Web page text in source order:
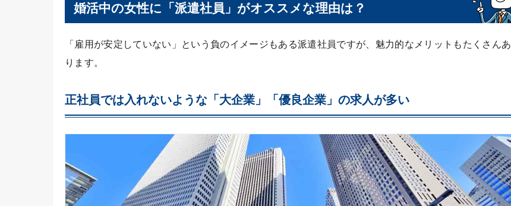
婚活中の女性に「派遣社員」がオススメな理由は？
「雇用が安定していない」という負のイメージもある派遣社員ですが、魅力的なメリットもたくさんあ
ります。
正社員では入れないような「大企業」「優良企業」の求人が多い